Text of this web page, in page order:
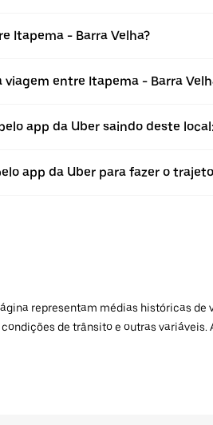
Itapema - Barra Velha?
entre Itapema - Barra
app da Uber saindo deste
app da Uber para fazer o
representam médias históricas
de trânsito e outras